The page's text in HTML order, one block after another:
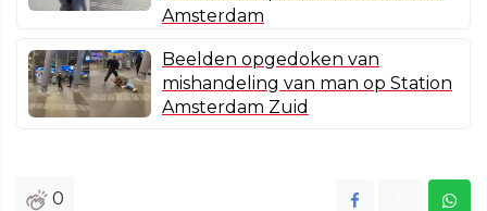
Amsterdam
Beelden opgedoken van
mishandeling van man op Station
Amsterdam Zuid
0